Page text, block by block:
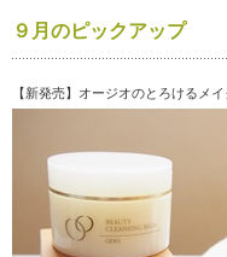
９月のピックアップ
【新発売】オージオのとろけるメイ